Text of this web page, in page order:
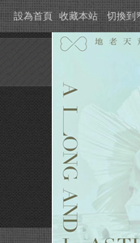
設為首頁 收藏本站 切換到